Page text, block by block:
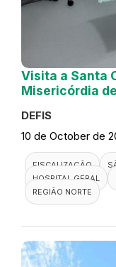
Visita a Santa
Misericórdia
DEFIS
10 de October de
FISCALIZAÇÃO
HOSPITAL GERAL
REGIÃO NORTE